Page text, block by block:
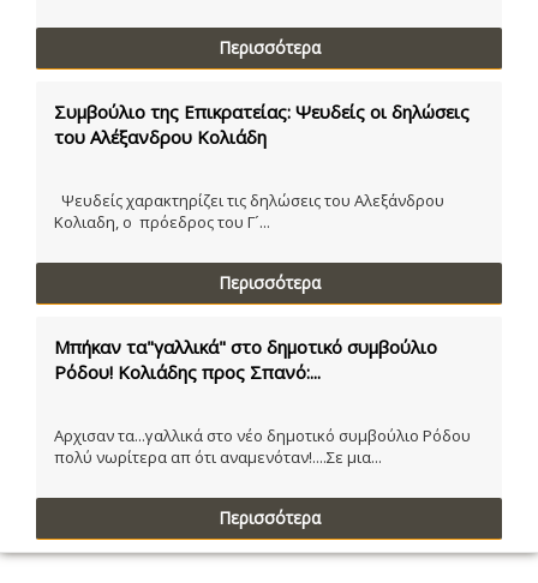
Περισσότερα
Συμβούλιο της Επικρατείας: Ψευδείς οι δηλώσεις
του Αλέξανδρου Κολιάδη
Ψευδείς χαρακτηρίζει τις δηλώσεις του Αλεξάνδρου
Κολιαδη, ο πρόεδρος του Γ´...
Περισσότερα
Μπήκαν τα"γαλλικά" στο δημοτικό συμβούλιο
Ρόδου! Κολιάδης προς Σπανό:...
Αρχισαν τα...γαλλικά στο νέο δημοτικό συμβούλιο Ρόδου
πολύ νωρίτερα απ ότι αναμενόταν!....Σε μια...
Περισσότερα